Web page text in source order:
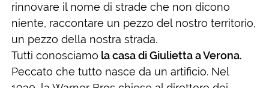
rinnovare il nome di strade che non dicono
niente, raccontare un pezzo del nostro territorio,
un pezzo della nostra strada.
Tutti conosciamo la casa di Giulietta a Verona.
Peccato che tutto nasce da un artificio. Nel